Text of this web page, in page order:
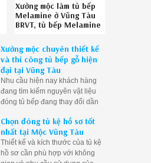
Xưởng mộc làm tủ bếp
Melamine ở Vũng Tàu
BRVT, tủ bếp Melamine
BRVT uy tín liên hệ
Hotline 08.6789.5828
Xưởng mộc chuyên thiết kế
và thi công tủ bếp gỗ hiện
đại tại Vũng Tàu
Nhu cầu hiện nay khách hàng
đang tìm kiếm nguyên vật liệu
đóng tủ bếp đang thay đổi dần
qua tủ bếp gỗ công nghiệp để
giải quyết khâu mối mọt, cong
vênh, ẩm ướt nơi góc bếp do
thời gian sử dụng. Bên cạnh đó
Chọn đóng tủ kệ hồ sơ tốt
nhất tại Mộc Vũng Tàu
Thiết kế và kích thước của tủ kệ
hồ sơ cần phù hợp với không